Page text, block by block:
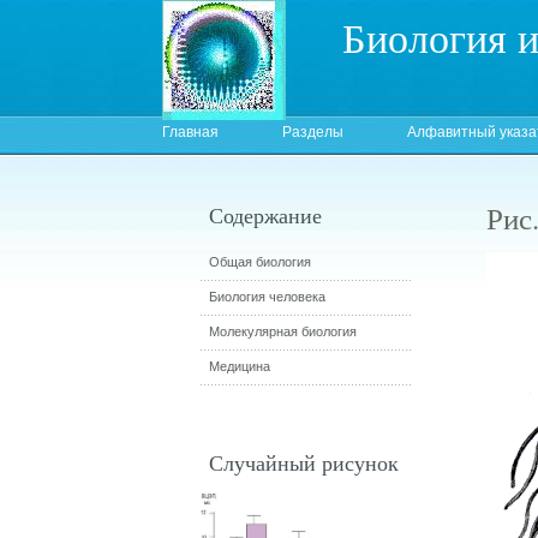
Биология
Главная Разделы Алфавитный
Содержание
Общая биология
Биология человека
Молекулярная биология
Медицина
Случайный рисунок